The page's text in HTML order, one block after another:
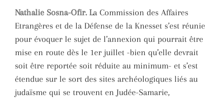
Nathalie Sosna-Ofir. La Commission des Affaires
Etrangères et de la Défense de la Knesset s’est réunie
pour évoquer le sujet de l’annexion qui pourrait être
mise en route dès le 1er juillet -bien qu’elle devrait
soit être reportée soit réduite au minimum- et s’est
étendue sur le sort des sites archéologiques liés au
judaïsme qui se trouvent en Judée-Samarie,